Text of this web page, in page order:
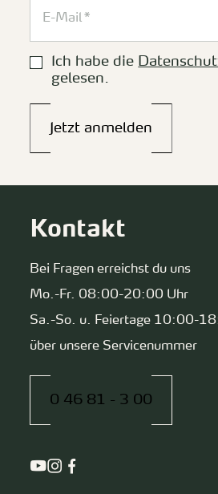
Ich habe die
gelesen.
Jetzt anmelden
Kontakt
Bei Fragen erreichst du uns
Mo.-Fr. 08:00-20:00 Uhr
Sa.-So. u. Feiertage 10:00-
über unsere Servicenummer
0 46 81 - 3 00